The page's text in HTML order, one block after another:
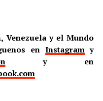
Venezuela y el Mundo
en Instagramy
y en